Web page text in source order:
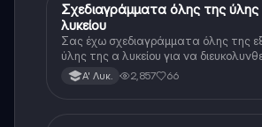
Ιστορία
Σχεδιαγράμματα όλης της ύλης
λυκείου
Σας έχω σχεδιαγράμματα όλης της
ύλης της α λυκείου για να
τεράστιο βάρος του βιβλίου
Α' Λυκ. 2,857 66